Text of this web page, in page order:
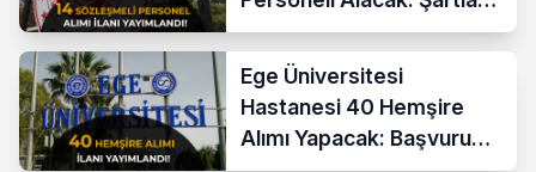
ve Ücretler
Ege Üniversitesi
Hastanesi 40 Hemşire
Alımı Yapacak: Başvuru